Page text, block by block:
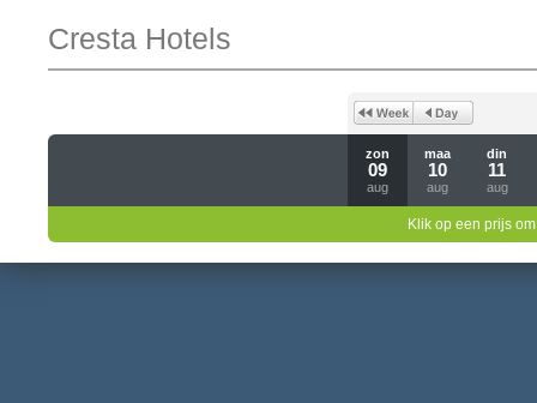
Cresta Hotels
zon
09
aug
maa
10
aug
din
11
aug
Klik op een prijs